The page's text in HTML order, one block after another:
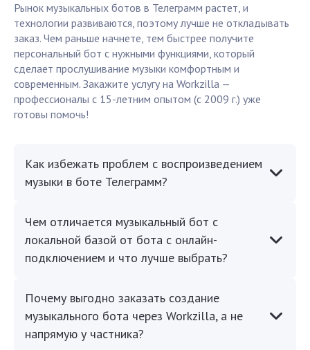
Рынок музыкальных ботов в Телеграмм растет, и
технологии развиваются, поэтому лучше не откладывать
заказ. Чем раньше начнете, тем быстрее получите
персональный бот с нужными функциями, который
сделает прослушивание музыки комфортным и
современным. Закажите услугу на Workzilla —
профессионалы с 15-летним опытом (с 2009 г.) уже
готовы помочь!
Как избежать проблем с воспроизведением
музыки в боте Телеграмм?
Чем отличается музыкальный бот с
локальной базой от бота с онлайн-
подключением и что лучше выбрать?
Почему выгодно заказать создание
музыкального бота через Workzilla, а не
напрямую у частника?